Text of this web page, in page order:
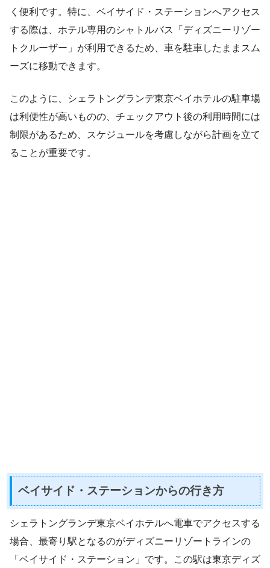
く便利です。特に、ベイサイド・ステーションへアクセス
する際は、ホテル専用のシャトルバス「ディズニーリゾー
トクルーザー」が利用できるため、車を駐車したままスム
ーズに移動できます。
このように、シェラトングランデ東京ベイホテルの駐車場
は利便性が高いものの、チェックアウト後の利用時間には
制限があるため、スケジュールを考慮しながら計画を立て
ることが重要です。
ベイサイド・ステーションからの行き方
シェラトングランデ東京ベイホテルへ電車でアクセスする
場合、最寄り駅となるのがディズニーリゾートラインの
「ベイサイド・ステーション」です。この駅は東京ディズ